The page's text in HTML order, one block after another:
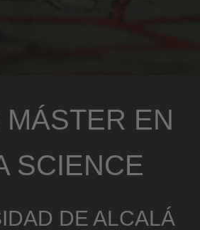
EN
SCIENCE
DE ALCALÁ